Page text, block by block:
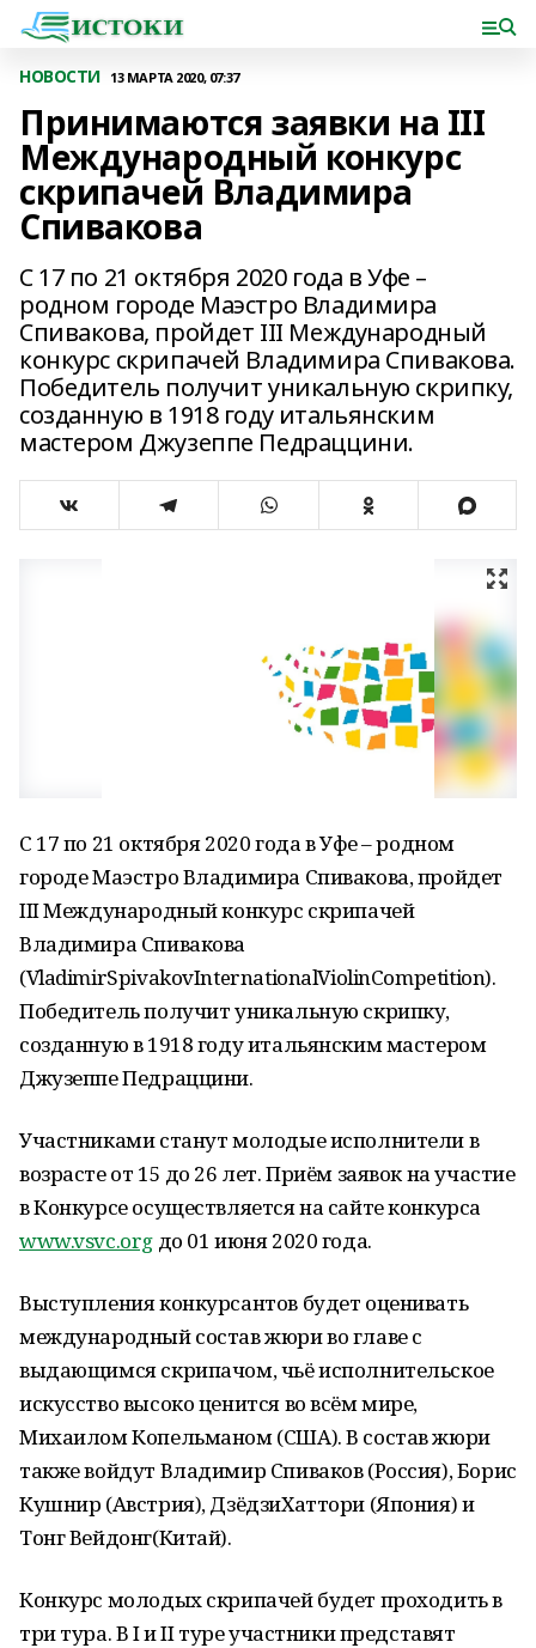
НОВОСТИ 13 МАРТА 2020, 07:37
Принимаются заявки на III
Международный конкурс
скрипачей Владимира
Спивакова
С 17 по 21 октября 2020 года в Уфе –
родном городе Маэстро Владимира
Спивакова, пройдет III Международный
конкурс скрипачей Владимира Спивакова.
Победитель получит уникальную скрипку,
созданную в 1918 году итальянским
мастером Джузеппе Педраццини.
С 17 по 21 октября 2020 года в Уфе – родном
городе Маэстро Владимира Спивакова, пройдет
III Международный конкурс скрипачей
Владимира Спивакова
(VladimirSpivakovInternationalViolinCompetition).
Победитель получит уникальную скрипку,
созданную в 1918 году итальянским мастером
Джузеппе Педраццини.
Участниками станут молодые исполнители в
возрасте от 15 до 26 лет. Приём заявок на участие
в Конкурсе осуществляется на сайте конкурса
www.vsvc.orgдо 01 июня 2020 года.
Выступления конкурсантов будет оценивать
международный состав жюри во главе с
выдающимся скрипачом, чьё исполнительское
искусство высоко ценится во всём мире,
Михаилом Копельманом (США). В состав жюри
также войдут Владимир Спиваков (Россия), Борис
Кушнир (Австрия), ДзёдзиХаттори (Япония) и
Тонг Вейдонг(Китай).
Конкурс молодых скрипачей будет проходить в
три тура. В I и II туре участники представят